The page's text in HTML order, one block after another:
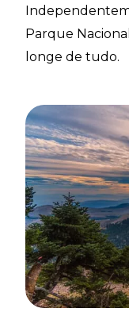
Parque
longe de tudo.